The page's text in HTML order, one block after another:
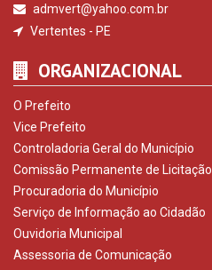
admvert@yahoo.com.br
Vertentes - PE
ORGANIZACIONAL
O Prefeito
Vice Prefeito
Controladoria Geral do Município
Comissão Permanente de Licitação
Procuradoria do Município
Serviço de Informação ao Cidadão
Ouvidoria Municipal
Assessoria de Comunicação